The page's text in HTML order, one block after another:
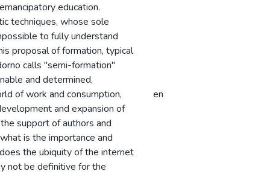
education.
techniques, whose sole
to fully understand
proposal of formation, typical
calls "semi-formation"
and determined,
of work and consumption,
and expansion of
support of authors and
is the importance and
the ubiquity of the internet
not be definitive for the
en